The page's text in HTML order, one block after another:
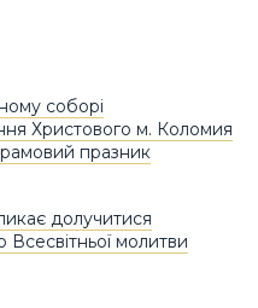
соборі
Христового м. Коломия
празник
долучитися
молитви